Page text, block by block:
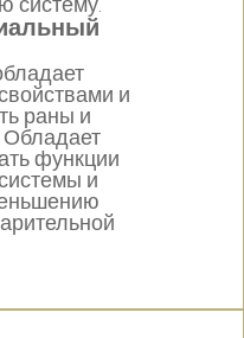
и
раны и
функции
и